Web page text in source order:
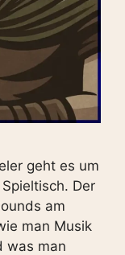
geht es um
Der
am
man Musik
was man